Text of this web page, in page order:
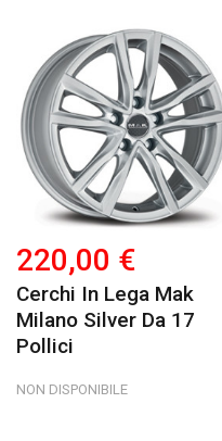
220,00 €
Cerchi In Lega Mak
Milano Silver Da 17
Pollici
NON DISPONIBILE